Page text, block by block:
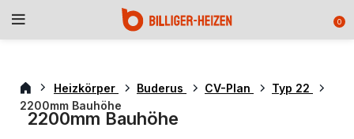
0
Heizkörper Buderus CV-Plan
Typ 22
2200mm Bauhöhe
2200mm Bauhöhe